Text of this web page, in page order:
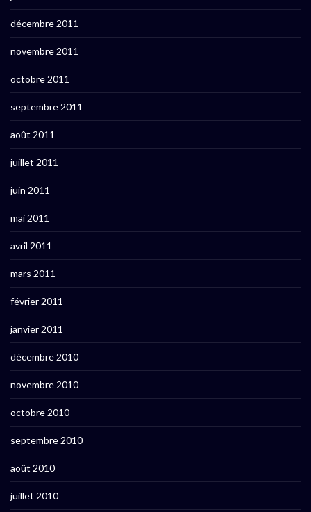
décembre 2011
novembre 2011
octobre 2011
septembre 2011
août 2011
juillet 2011
juin 2011
mai 2011
avril 2011
mars 2011
février 2011
janvier 2011
décembre 2010
novembre 2010
octobre 2010
septembre 2010
août 2010
juillet 2010